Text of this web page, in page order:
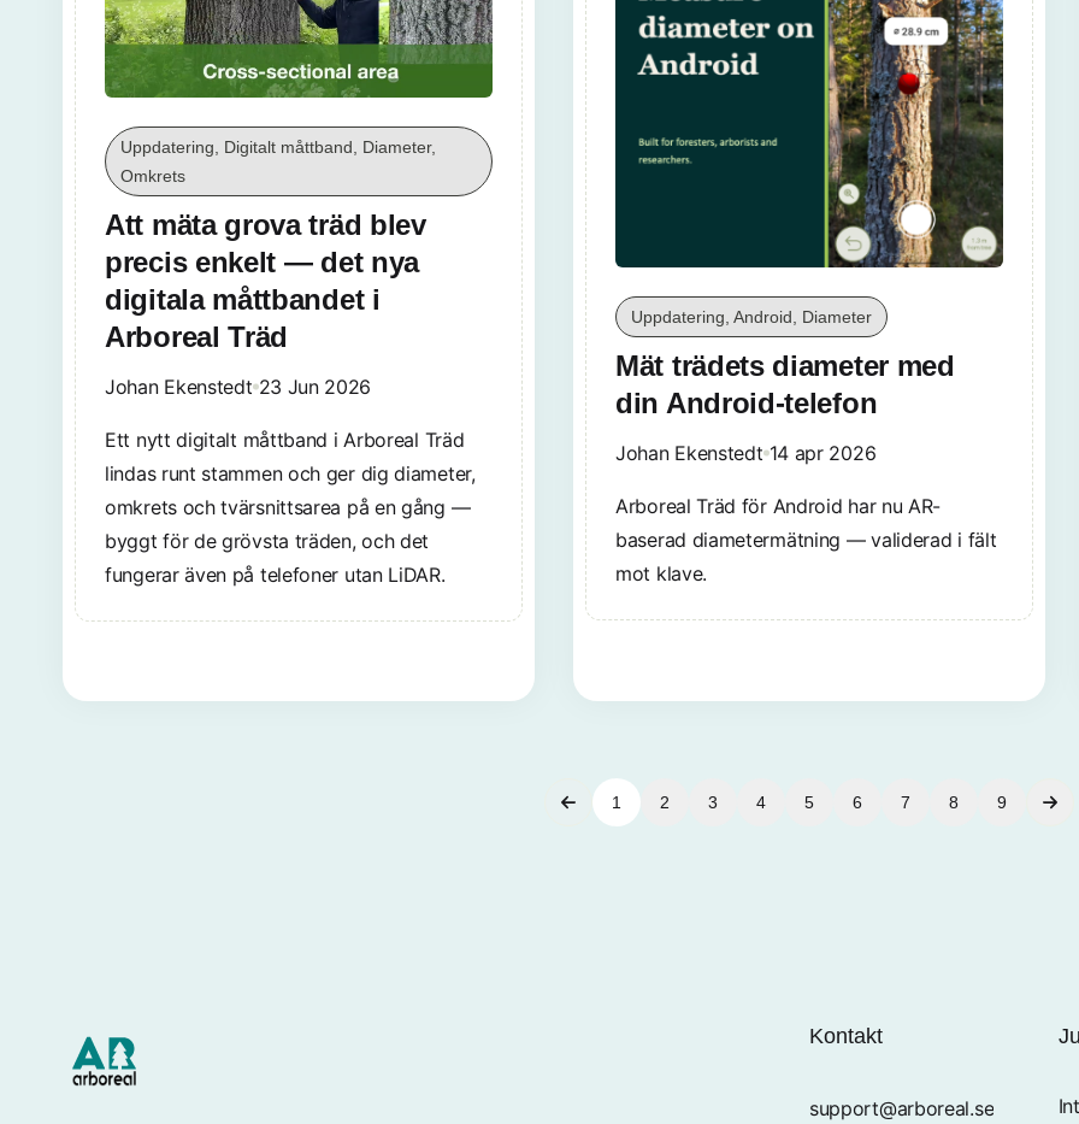
Uppdatering, Digitalt måttband, Diameter,
Omkrets
Att mäta grova träd blev
precis enkelt — det nya
digitala måttbandet i
Arboreal Träd
Johan Ekenstedt 23 Jun 2026
Ett nytt digitalt måttband i Arboreal Träd
lindas runt stammen och ger dig diameter,
omkrets och tvärsnittsarea på en gång —
byggt för de grövsta träden, och det
fungerar även på telefoner utan LiDAR.
Uppdatering, Android, Diameter
Mät trädets diameter med
din Android-telefon
Johan Ekenstedt 14 apr 2026
Arboreal Träd för Android har nu AR-
baserad diametermätning — validerad i fält
mot klave.
1 2 3 4 5 6 7 8 9
Kontakt
support@arboreal.se